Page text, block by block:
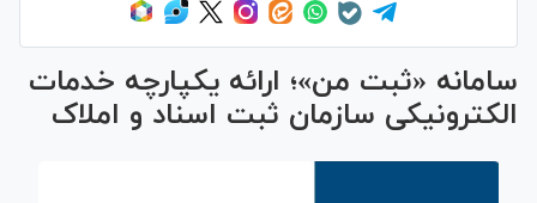
سامانه «ثبت من»؛ ارائه یکپارچه خدمات
الکترونیکی سازمان ثبت اسناد و املاک